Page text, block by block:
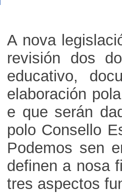
A nova
revisión dos
educativo,
elaboración
e que serán
polo Consello
Podemos sen
definen a nosa
tres aspectos